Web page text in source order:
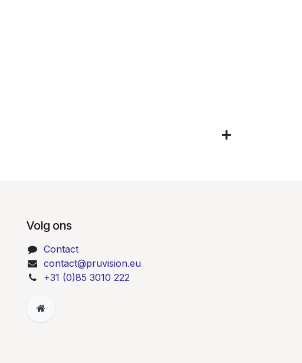
Volg ons
Contact
contact@pruvision.eu
+31 (0)85 3010 222